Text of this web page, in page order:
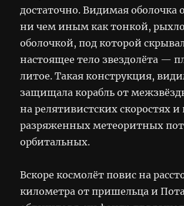
достаточно. Видимая оболочка
ни чем иным как тонкой,
оболочкой, под которой
настоящее тело звездолёта —
литое. Такая конструкция,
защищала корабль от
на релятивистских скоростях и
разряженных метеоритных
орбитальных.
Вскоре космолёт повис на
километра от пришельца и